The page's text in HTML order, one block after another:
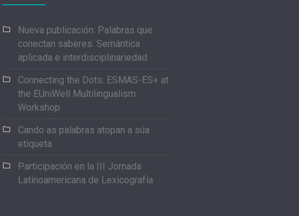
Nueva publicación: Palabras que
conectan saberes. Semántica
aplicada e interdisciplinariedad
Connecting the Dots: ESMAS-ES+ at
the EUniWell Multilingualism
Workshop
Cando as palabras atopan a súa
etiqueta
Participación en la III Jornada
Latinoamericana de Lexicografía